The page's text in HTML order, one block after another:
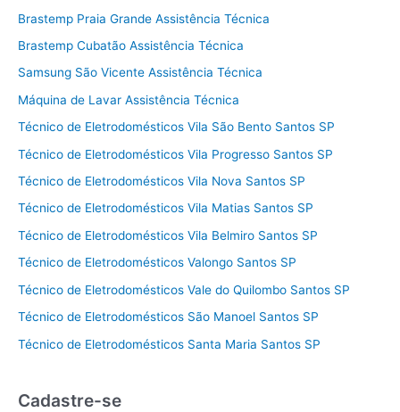
Brastemp Praia Grande Assistência Técnica
Brastemp Cubatão Assistência Técnica
Samsung São Vicente Assistência Técnica
Máquina de Lavar Assistência Técnica
Técnico de Eletrodomésticos Vila São Bento Santos SP
Técnico de Eletrodomésticos Vila Progresso Santos SP
Técnico de Eletrodomésticos Vila Nova Santos SP
Técnico de Eletrodomésticos Vila Matias Santos SP
Técnico de Eletrodomésticos Vila Belmiro Santos SP
Técnico de Eletrodomésticos Valongo Santos SP
Técnico de Eletrodomésticos Vale do Quilombo Santos SP
Técnico de Eletrodomésticos São Manoel Santos SP
Técnico de Eletrodomésticos Santa Maria Santos SP
Cadastre-se